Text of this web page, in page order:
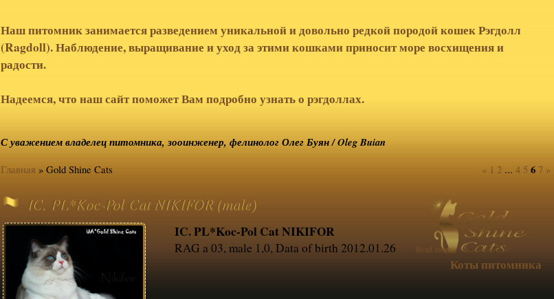
Наш питомник занимается разведением уникальной и довольно редкой породой кошек Рэгдолл
(Ragdoll). Наблюдение, выращивание и уход за этими кошками приносит море восхищения и
радости.
Надеемся, что наш сайт поможет Вам подробно узнать о рэгдоллах.
С уважением владелец питомника, зооинженер, фелинолог Олег Буян / Oleg Buian
Главная » Gold Shine Cats « 1 2 ... 4 5 6 7 »
IC. PL*Koc-Pol Cat NIKIFOR (male)
IC. PL*Koc-Pol Cat NIKIFOR
RAG a 03, male 1,0, Data of birth 2012.01.26 Read more...
Коты питомника